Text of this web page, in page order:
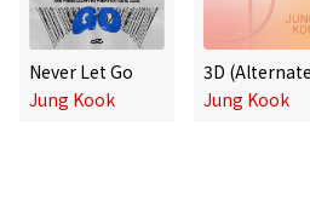
Never Let Go
Jung Kook
Jung Kook